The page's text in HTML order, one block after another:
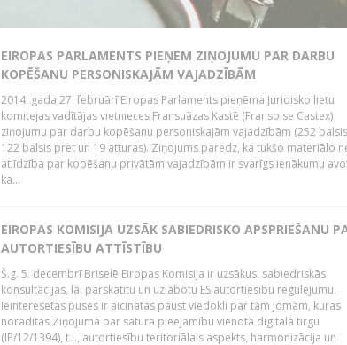
EIROPAS PARLAMENTS PIEŅEM ZIŅOJUMU PAR DARBU
KOPĒŠANU PERSONISKAJĀM VAJADZĪBĀM
2014. gada 27. februārī Eiropas Parlaments pieņēma Juridisko lietu
komitejas vadītājas vietnieces Fransuāzas Kastē (Fransoise Castex)
ziņojumu par darbu kopēšanu personiskajām vajadzībām (252
122 balsis pret un 19 atturas). Ziņojums paredz, ka tukšo materiālo
atlīdzība par kopēšanu privātām vajadzībām ir svarīgs ienākumu
ka...
EIROPAS KOMISIJA UZSĀK SABIEDRISKO APSPRIEŠANU
AUTORTIESĪBU ATTĪSTĪBU
Š.g. 5. decembrī Briselē Eiropas Komisija ir uzsākusi sabiedriskās
konsultācijas, lai pārskatītu un uzlabotu ES autortiesību regulējumu.
Ieinteresētās puses ir aicinātas paust viedokli par tām jomām, kuras
noradītas Ziņojumā par satura pieejamību vienotā digitālā tirgū
(IP/12/1394), t.i., autortiesību teritoriālais aspekts, harmonizācija un